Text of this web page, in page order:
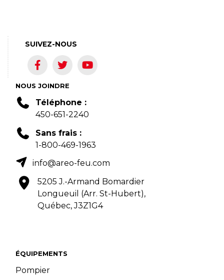
ÉQUIPEMENTS
Pompier
NOUS JOINDRE
Téléphone :
450-651-2240
Sans frais :
1-800-469-1963
info@areo-feu.com
5205 J.-Armand Bomardier
Longueuil (Arr. St-Hubert),
Québec, J3Z1G4
SUIVEZ-NOUS